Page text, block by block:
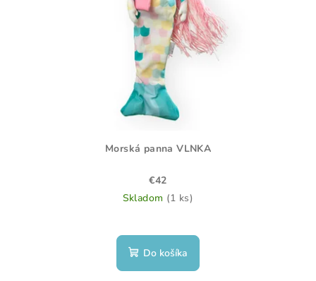
Morská panna VLNKA
€42
Skladom (1 ks)
Do košíka